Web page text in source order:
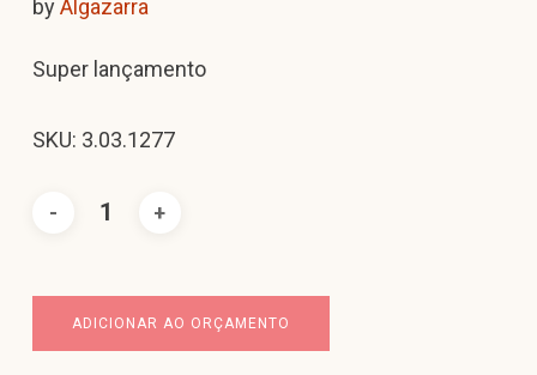
byAlgazarra
Super lançamento
SKU: 3.03.1277
ADICIONAR AO ORÇAMENTO